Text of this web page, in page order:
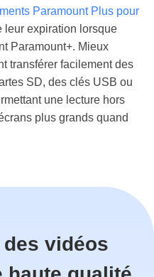
Paramount Plus pour
leur expiration lorsque
Paramount+. Mieux
transférer facilement des
SD, des clés USB ou
une lecture hors
plus grands quand
vidéos